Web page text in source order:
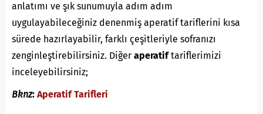
anlatımı ve şık sunumuyla adım adım
uygulayabileceğiniz denenmiş aperatif tariflerini kısa
sürede hazırlayabilir, farklı çeşitleriyle sofranızı
zenginleştirebilirsiniz. Diğer aperatiftariflerimizi
inceleyebilirsiniz;
Bknz: Aperatif Tarifleri